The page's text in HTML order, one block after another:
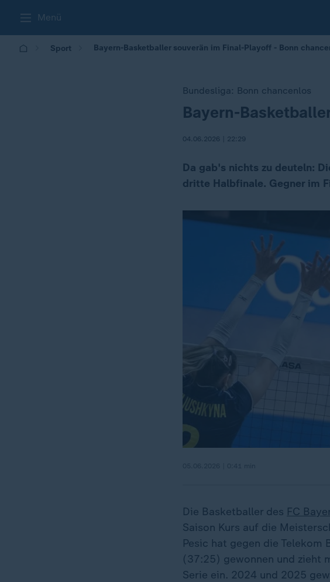
Menü
Sport Bayern-Basketballer souverän im Final-Playoff - Bonn
Bundesliga: Bonn chancenlos
:Bayern-
04.06.2026 | 22:29
Da gab's nichts zu deuteln:
dritte Halbfinale. Gegner im
Die Basketballer des FC
Saison Kurs auf die
Pesic hat gegen die
(37:25) gewonnen und zieht
Serie ein. 2024 und 2025